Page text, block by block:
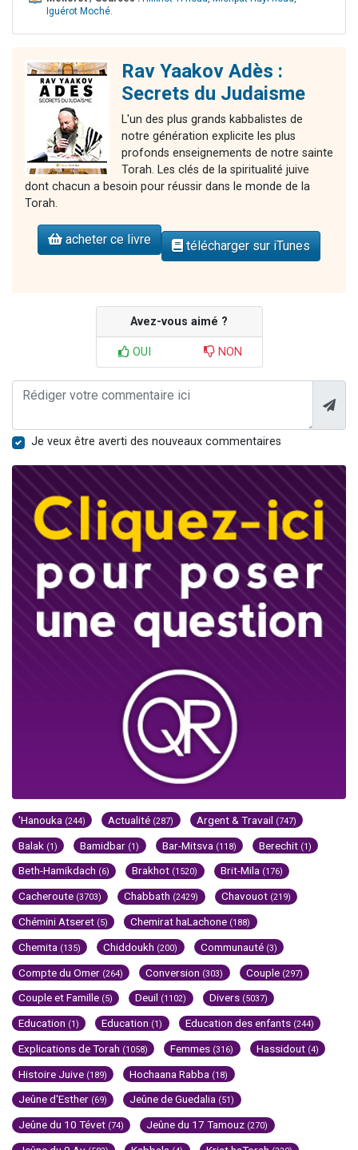
Iguérot Moché.
Rav Yaakov Adès :
Secrets du Judaisme
L'un des plus grands kabbalistes de
notre génération explicite les plus
profonds enseignements de notre sainte
Torah. Les clés de la spiritualité juive
dont chacun a besoin pour réussir dans le monde de la
Torah.
acheter ce livre télécharger sur iTunes
Avez-vous aimé ?
OUI NON
Je veux être averti des nouveaux commentaires
'Hanouka (244) Actualité (287) Argent & Travail (747)
Balak (1) Bamidbar (1) Bar-Mitsva (118) Berechit (1)
Beth-Hamikdach (6) Brakhot (1520) Brit-Mila (176)
Cacheroute (3703) Chabbath (2429) Chavouot (219)
Chémini Atseret (5) Chemirat haLachone (188)
Chemita (135) Chiddoukh (200) Communauté (3)
Compte du Omer (264) Conversion (303) Couple (297)
Couple et Famille (5) Deuil (1102) Divers (5037)
Education (1) Education (1) Education des enfants (244)
Explications de Torah (1058) Femmes (316) Hassidout (4)
Histoire Juive (189) Hochaana Rabba (18)
Jeûne d'Esther (69) Jeûne de Guedalia (51)
Jeûne du 10 Tévet (74) Jeûne du 17 Tamouz (270)